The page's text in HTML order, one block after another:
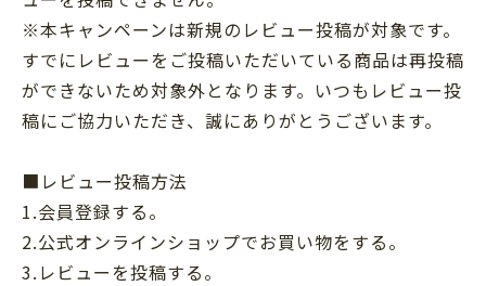
※本キャンペーンは新規のレビュー投稿が対象です。
すでにレビューをご投稿いただいている商品は再投稿
ができないため対象外となります。いつもレビュー投
稿にご協力いただき、誠にありがとうございます。
■レビュー投稿方法
1.会員登録する。
2.公式オンラインショップでお買い物をする。
3.レビューを投稿する。